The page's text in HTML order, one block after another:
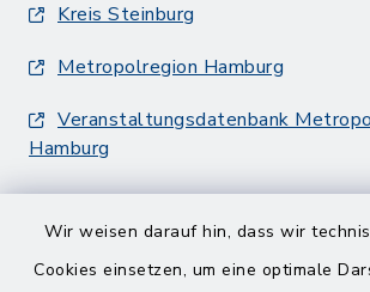
Wir weisen darauf hin, dass wir
Cookies einsetzen, um eine optimale
Kreis Steinburg
Metropolregion Hamburg
Veranstaltungsdatenbank
Hamburg